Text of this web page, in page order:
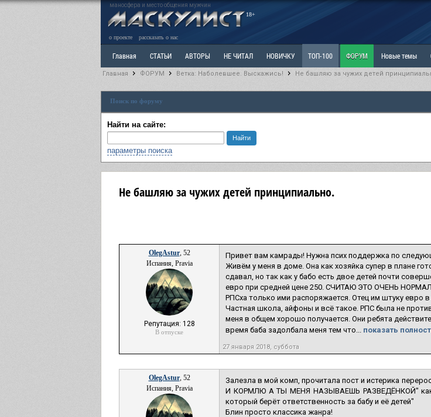
маносфера и место общения мужчин
18+
о проекте рассказать о нас
Главная СТАТЬИ АВТОРЫ НЕ ЧИТАЛ НОВИЧКУ ТОП-100 ФОРУМ Новые темы
РАЗДЕЛ: Мы и Женщины
РАЗДЕЛ: Разное
Главная ФОРУМ Ветка: Наболевшее. Выскажись! Не башляю за чужих детей
Поиск по форуму
Найти на сайте:
параметры поиска
Не башляю за чужих детей принципиально.
OlegAstur, 52
Испания, Pravia
Репутация: 128
В отпуске
Привет вам камрады! Нужна псих поддержка по
Живём у меня в доме. Она как хозяйка супер в плане
сдавал, но так как у бабо есть двое детей почти
евро при средней цене 250. СЧИТАЮ ЭТО ОЧЕНЬ
РПСха только ими распоряжается. Отец им штуку евро
Частная школа, айфоны и всё такое. РПС была не
меня в общем хорошо получается. Они ребята
время баба задолбала меня тем что... показать
27 января 2018, суббота
OlegAstur, 52
Испания, Pravia
Залезла в мой комп, прочитала пост и истерика
И КОРМЛЮ А ТЫ МЕНЯ НАЗЫВАЕШЬ РАЗВЕДЁНКОЙ" как
который берёт ответственность за бабу и её детей"
Блин просто классика жанра!